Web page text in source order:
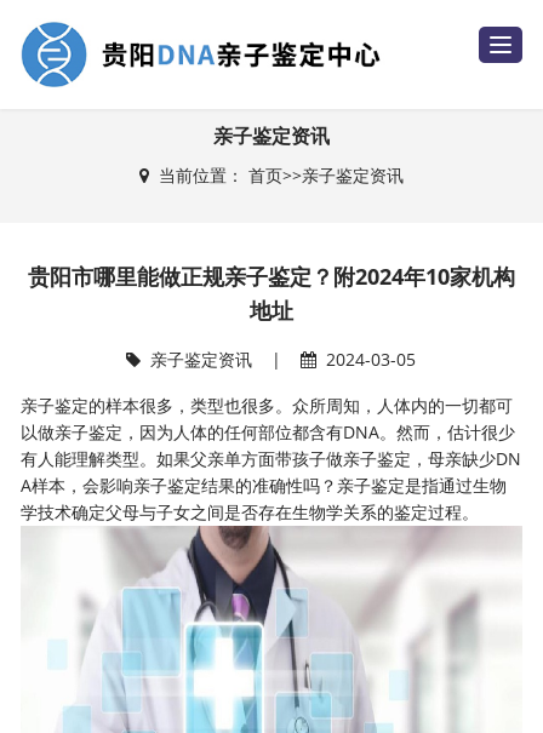
T
o
i
o
亲子鉴定资讯
当前位置： 首页>>亲子鉴定资讯
贵阳市哪里能做正规亲子鉴定？附2024年10家机构
地址
亲子鉴定资讯 |
2024-03-05
亲子鉴定的样本很多，类型也很多。众所周知，人体内的一切都可
以做亲子鉴定，因为人体的任何部位都含有DNA。然而，估计很少
有人能理解类型。如果父亲单方面带孩子做亲子鉴定，母亲缺少DN
A样本，会影响亲子鉴定结果的准确性吗？亲子鉴定是指通过生物
学技术确定父母与子女之间是否存在生物学关系的鉴定过程。